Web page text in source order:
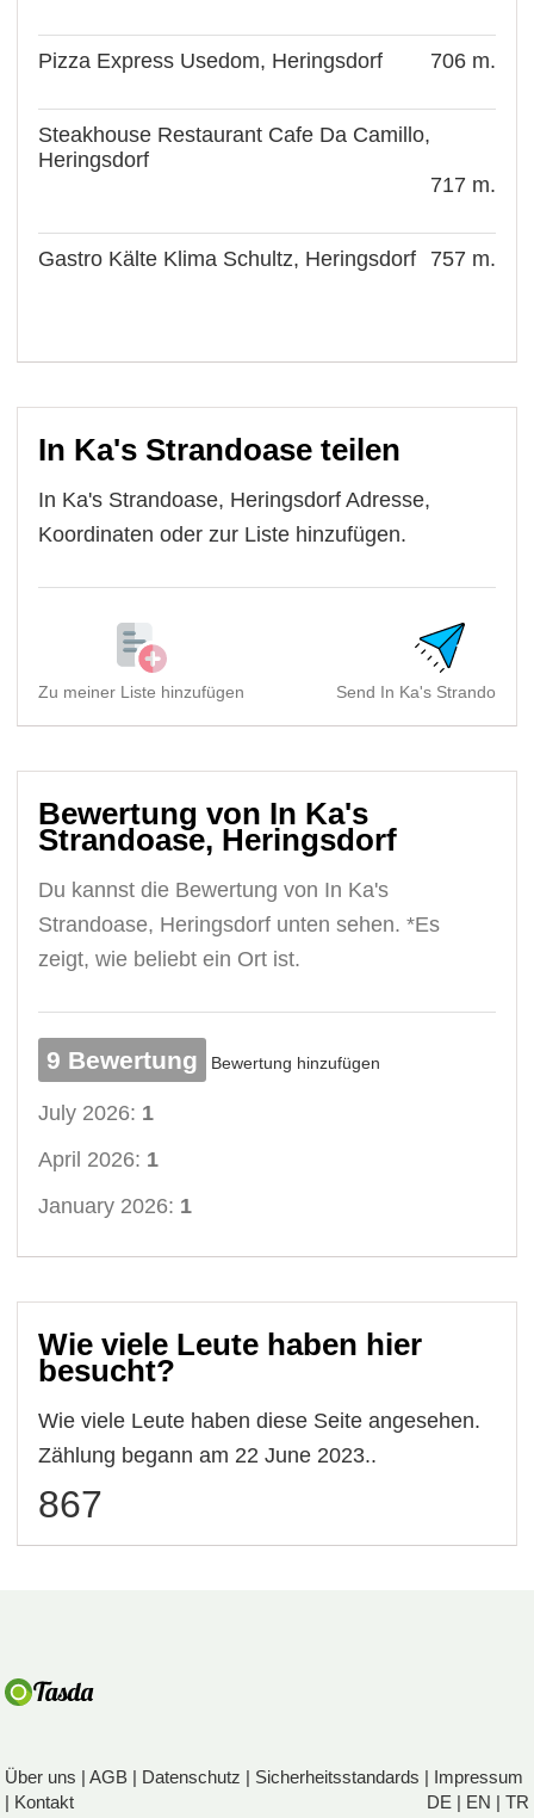
Pizza Express Usedom, Heringsdorf 706 m.
Steakhouse Restaurant Cafe Da Camillo,
Heringsdorf
717 m.
Gastro Kälte Klima Schultz, Heringsdorf 757 m.
In Ka's Strandoase teilen
In Ka's Strandoase, Heringsdorf Adresse,
Koordinaten oder zur Liste hinzufügen.
Zu meiner Liste hinzufügen Send In Ka's Strandoase,
Bewertung von In Ka's
Strandoase, Heringsdorf
Du kannst die Bewertung von In Ka's
Strandoase, Heringsdorf unten sehen. *Es
zeigt, wie beliebt ein Ort ist.
9 Bewertung Bewertung hinzufügen
July 2026: 1
April 2026: 1
January 2026: 1
Wie viele Leute haben hier
besucht?
Wie viele Leute haben diese Seite angesehen.
Zählung begann am 22 June 2023..
867
Über uns |AGB | Datenschutz | Sicherheitsstandards | Impressum
| Kontakt DE | EN | TR